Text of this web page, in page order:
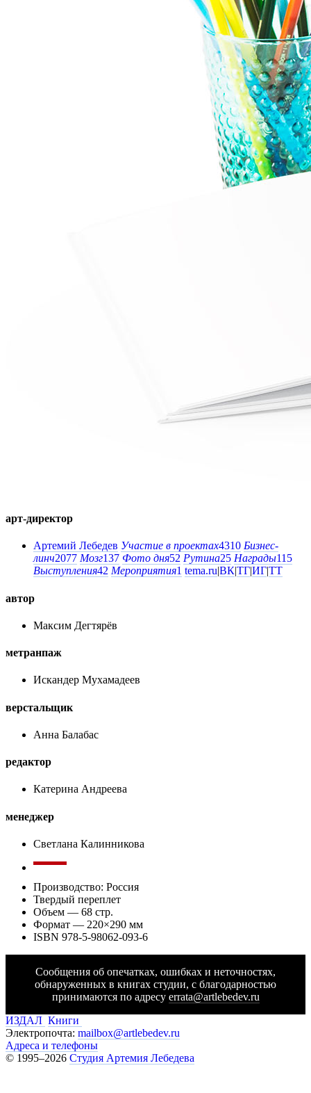
арт-директор
Артемий Лебедев Участие в проектах4310 Бизнес-
линч2077 Мозг137 Фото дня52 Рутина25 Награды115
Выступления42 Мероприятия1 tema.ru|ВК|ТГ|ИГ|ТТ
автор
Максим Дегтярёв
метранпаж
Искандер Мухамадеев
верстальщик
Анна Балабас
редактор
Катерина Андреева
менеджер
Светлана Калинникова
Производство: Россия
Твердый переплет
Объем — 68 стр.
Формат — 220×290 мм
ISBN 978-5-98062-093-6
Сообщения об опечатках, ошибках и неточностях,
обнаруженных в книгах студии, с благодарностью
принимаются по адресу errata@artlebedev.ru
ИЗДАЛ Книги
Электропочта: mailbox@artlebedev.ru
Адреса и телефоны
© 1995–2026 Студия Артемия Лебедева